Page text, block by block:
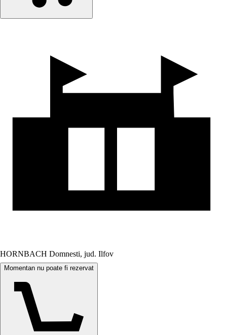
HORNBACH Domnesti, jud. Ilfov
Momentan nu poate fi rezervat